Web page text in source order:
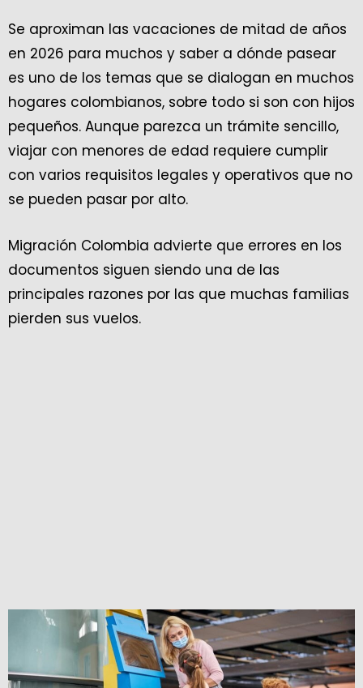
Se aproximan las vacaciones de mitad de años
en 2026 para muchos y saber a dónde pasear
es uno de los temas que se dialogan en muchos
hogares colombianos, sobre todo si son con hijos
pequeños. Aunque parezca un trámite sencillo,
viajar con menores de edad requiere cumplir
con varios requisitos legales y operativos que no
se pueden pasar por alto.
Migración Colombia advierte que errores en los
documentos siguen siendo una de las
principales razones por las que muchas familias
pierden sus vuelos.